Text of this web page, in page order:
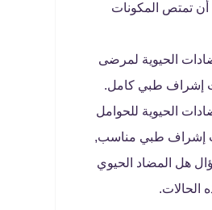
أن تمتص المكونات
الحيوية لمرضى
إشراف طبي كامل.
الحيوية للحوامل
إشراف طبي مناسب,
هل المضاد الحيوي
الحالات.